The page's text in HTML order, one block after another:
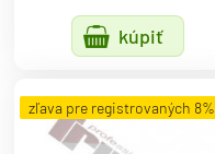
kúpiť
zľava pre registrovaných 8%